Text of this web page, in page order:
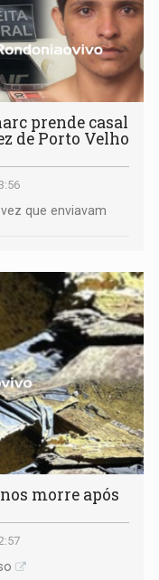
prende casal
de Porto Velho
que enviavam
morre após